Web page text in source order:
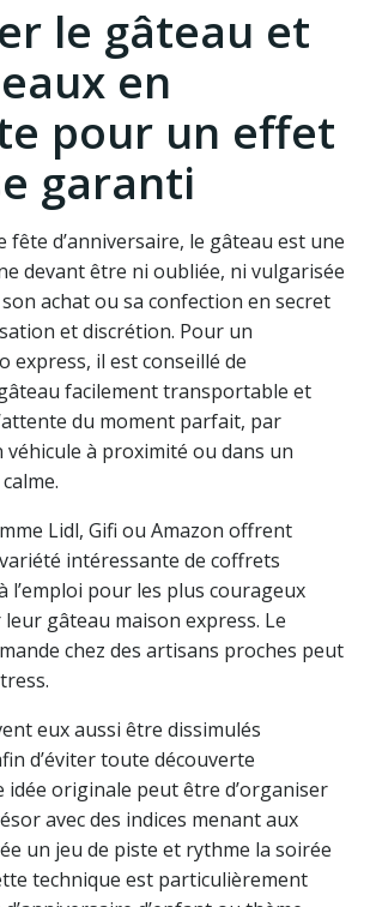
le gâteau et
en
pour un effet
garanti
d’anniversaire, le gâteau est une
devant être ni oubliée, ni vulgarisée
son achat ou sa confection en secret
et discrétion. Pour un
express, il est conseillé de
facilement transportable et
du moment parfait, par
véhicule à proximité ou dans un
Lidl, Gifi ou Amazon offrent
intéressante de coffrets
l’emploi pour les plus courageux
gâteau maison express. Le
chez des artisans proches peut
eux aussi être dissimulés
d’éviter toute découverte
idée originale peut être d’organiser
avec des indices menant aux
un jeu de piste et rythme la soirée
technique est particulièrement